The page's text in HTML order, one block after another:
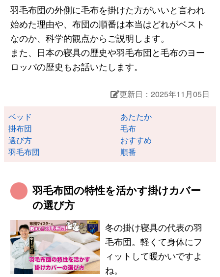
羽毛布団の外側に毛布を掛けた方がいいと言われ
始めた理由や、布団の順番は本当はどれがベスト
なのか、科学的観点からご説明します。
また、日本の寝具の歴史や羽毛布団と毛布のヨー
ロッパの歴史もお話いたします。
更新日：2025年11月05日
ベッド
あたたか
掛布団
毛布
選び方
おすすめ
羽毛布団
順番
羽毛布団の特性を活かす掛けカバー
の選び方
冬の掛け寝具の代表の羽
毛布団。軽くて身体にフ
ィットして暖かいですよ
ね。